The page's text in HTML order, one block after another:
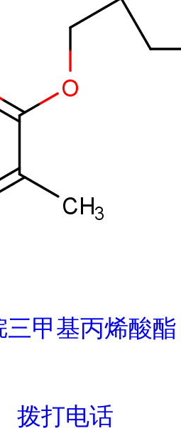
三甲基丙烯酸酯
拨打电话